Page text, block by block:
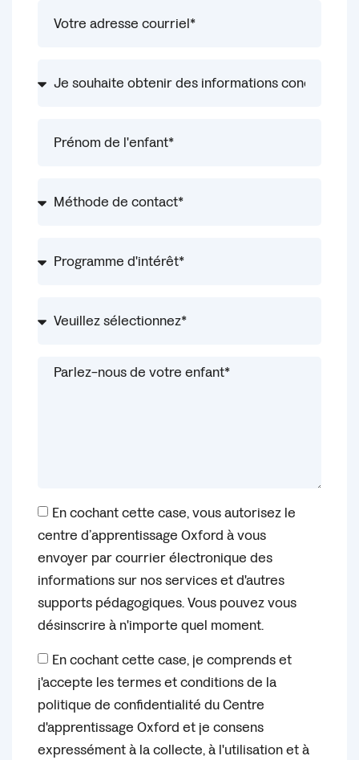
En cochant cette case, vous autorisez le
centre d’apprentissage Oxford à vous
envoyer par courrier électronique des
informations sur nos services et d'autres
supports pédagogiques. Vous pouvez vous
désinscrire à n'importe quel moment.
En cochant cette case, je comprends et
j'accepte les termes et conditions de la
politique de confidentialité du Centre
d'apprentissage Oxford et je consens
expressément à la collecte, à l'utilisation et à